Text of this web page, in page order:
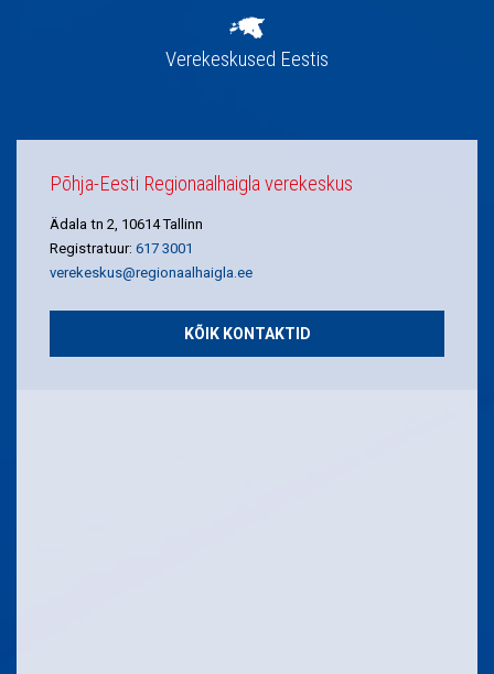
Verekeskused Eestis
Põhja-Eesti Regionaalhaigla verekeskus
Ädala tn 2, 10614 Tallinn
Registratuur: 617 3001
verekeskus@regionaalhaigla.ee
KÕIK KONTAKTID